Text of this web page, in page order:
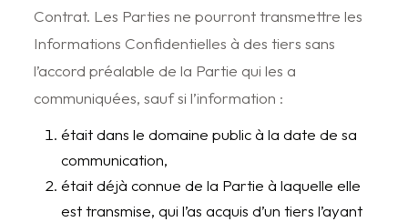
Contrat. Les Parties ne pourront transmettre les
Informations Confidentielles à des tiers sans
l’accord préalable de la Partie qui les a
communiquées, sauf si l’information :
était dans le domaine public à la date de sa
communication,
était déjà connue de la Partie à laquelle elle
est transmise, qui l’as acquis d’un tiers l’ayant